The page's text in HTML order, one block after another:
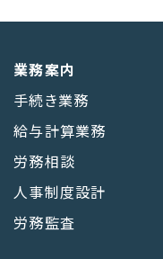
業務案内
手続き業務
給与計算業務
労務相談
人事制度設計
労務監査